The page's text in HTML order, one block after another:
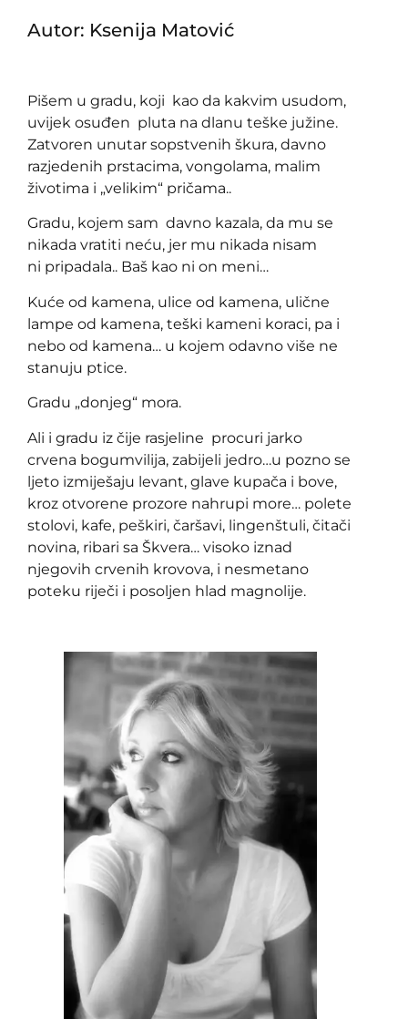
Autor: Ksenija Matović
Pišem u gradu, koji kao da kakvim usudom,
uvijek osuđen pluta na dlanu teške južine.
Zatvoren unutar sopstvenih škura, davno
razjedenih prstacima, vongolama, malim
životima i „velikim“ pričama..
Gradu, kojem sam davno kazala, da mu se
nikada vratiti neću, jer mu nikada nisam
ni pripadala.. Baš kao ni on meni…
Kuće od kamena, ulice od kamena, ulične
lampe od kamena, teški kameni koraci, pa i
nebo od kamena… u kojem odavno više ne
stanuju ptice.
Gradu „donjeg“ mora.
Ali i gradu iz čije rasjeline procuri jarko
crvena bogumvilija, zabijeli jedro…u pozno se
ljeto izmiješaju levant, glave kupača i bove,
kroz otvorene prozore nahrupi more… polete
stolovi, kafe, peškiri, čaršavi, lingenštuli, čitači
novina, ribari sa Škvera… visoko iznad
njegovih crvenih krovova, i nesmetano
poteku riječi i posoljen hlad magnolije.